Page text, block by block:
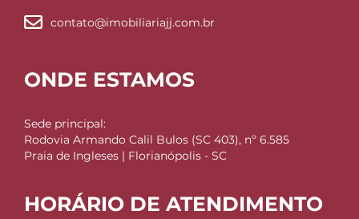
contato@imobiliariajj.com.br
ONDE ESTAMOS
Sede principal:
Rodovia Armando Calil Bulos (SC 403), nº 6.585
Praia de Ingleses | Florianópolis - SC
HORÁRIO DE ATENDIMENTO